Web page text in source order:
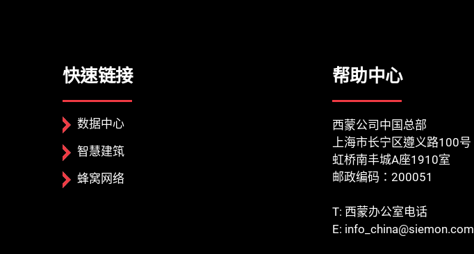
快速链接
数据中心
智慧建筑
蜂窝网络
帮助中心
西蒙公司中国总部
上海市长宁区遵义路100号
虹桥南丰城A座1910室
邮政编码：200051
T: 西蒙办公室电话
E: info_china@siemon.com